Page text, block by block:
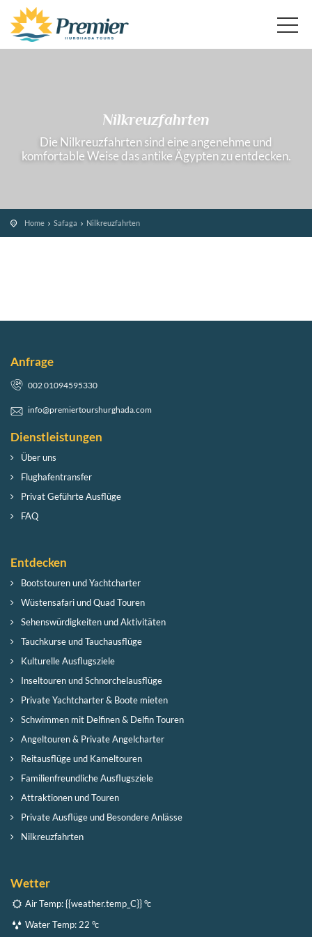
Nilkreuzfahrten
Die Nilkreuzfahrten sind eine angenehme und
komfortable Weise das antike Ägypten zu entdecken.
Home Safaga Nilkreuzfahrten
Anfrage
002 01094595330
info@premiertourshurghada.com
Dienstleistungen
Über uns
Flughafentransfer
Privat Geführte Ausflüge
FAQ
Entdecken
Bootstouren und Yachtcharter
Wüstensafari und Quad Touren
Sehenswürdigkeiten und Aktivitäten
Tauchkurse und Tauchausflüge
Kulturelle Ausflugsziele
Inseltouren und Schnorchelausflüge
Private Yachtcharter & Boote mieten
Schwimmen mit Delfinen & Delfin Touren
Angeltouren & Private Angelcharter
Reitausflüge und Kameltouren
Familienfreundliche Ausflugsziele
Attraktionen und Touren
Private Ausflüge und Besondere Anlässe
Nilkreuzfahrten
Wetter
Air Temp:{{weather.temp_C}} °c
Water Temp: 22 °c